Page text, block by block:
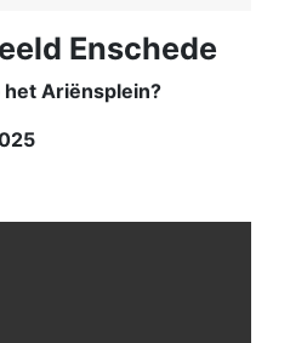
Enschede
het Ariënsplein?